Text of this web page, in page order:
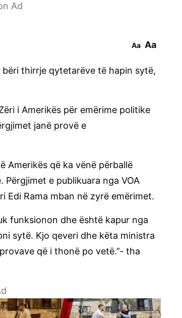
Ad
Aa Aa
thirrje qytetarëve të hapin sytë,
i Amerikës për emërime politike
janë provë e
Amerikës që ka vënë përballë
e publikuara nga VOA
Edi Rama mban në zyrë emërimet.
funksionon dhe është kapur nga
sytë. Kjo qeveri dhe këta ministra
që i thonë po vetë.”- tha